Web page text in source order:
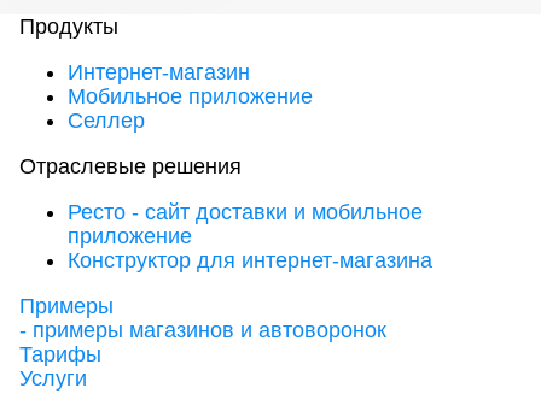
Продукты
Интернет-магазин
Мобильное приложение
Селлер
Отраслевые решения
Ресто - сайт доставки и мобильное
приложение
Конструктор для интернет-магазина
Примеры
- примеры магазинов и автоворонок
Тарифы
Услуги